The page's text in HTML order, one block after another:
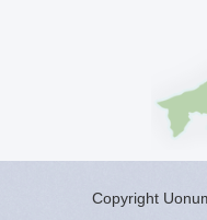
Copyright